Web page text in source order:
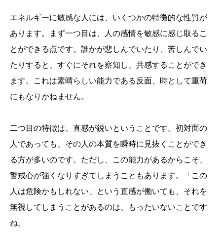
エネルギーに敏感な人には、いくつかの特徴的な性質が
あります。まず一つ目は、人の感情を敏感に感じ取るこ
とができる点です。誰かが悲しんでいたり、苦しんでい
たりすると、すぐにそれを察知し、共感することができ
ます。これは素晴らしい能力である反面、時として重荷
にもなりかねません。
二つ目の特徴は、直感が鋭いということです。初対面の
人であっても、その人の本質を瞬時に見抜くことができ
る方が多いのです。ただし、この能力があるからこそ、
警戒心が強くなりすぎてしまうこともあります。「この
人は危険かもしれない」という直感が働いても、それを
無視してしまうことがあるのは、もったいないことです
ね。